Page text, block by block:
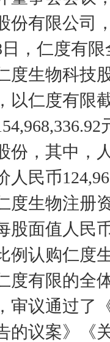
份有限公司
日，仁度有
度生物科技
以仁度有限
份，其中，
人民币
度生物注册
股面值人民
例认购仁度
度有限的全
审议通过了
的议案》《